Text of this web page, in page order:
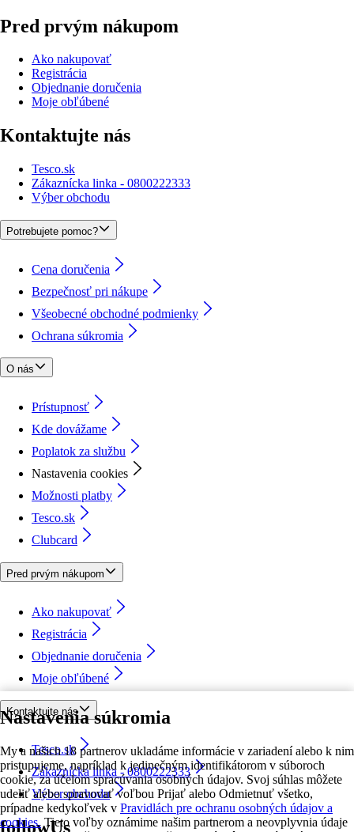
Nastavenia súkromia
My a našich 18 partnerov ukladáme informácie v zariadení alebo k nim
pristupujeme, napríklad k jedinečným identifikátorom v súboroch
cookie, za účelom spracúvania osobných údajov. Svoj súhlas môžete
udeliť alebo spravovať voľbou Prijať alebo Odmietnuť všetko,
prípadne kedykoľvek v Pravidlách pre ochranu osobných údajov a
cookies. Tieto voľby oznámime našim partnerom a neovplyvnia údaje
Pred prvým nákupom
Ako nakupovať
Registrácia
Objednanie doručenia
Moje obľúbené
Kontaktujte nás
Tesco.sk
Zákaznícka linka - 0800222333
Výber obchodu
Potrebujete pomoc?
Cena doručenia
Bezpečnosť pri nákupe
Všeobecné obchodné podmienky
Ochrana súkromia
O nás
Prístupnosť
Kde dovážame
Poplatok za službu
Nastavenia cookies
Možnosti platby
Tesco.sk
Clubcard
Pred prvým nákupom
Ako nakupovať
Registrácia
Objednanie doručenia
Moje obľúbené
Kontaktujte nás
Tesco.sk
Zákaznícka linka - 0800222333
Výber obchodu
followUs